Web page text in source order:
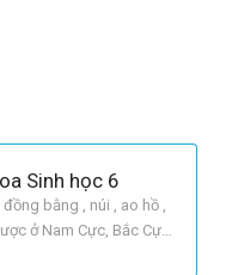
Sinh học 6
bằng , núi , ao hồ ,
ở Nam Cực, Bắc Cực